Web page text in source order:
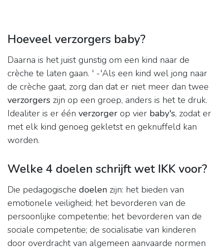
Hoeveel verzorgers baby?
Daarna is het juist gunstig om een kind naar de
crèche te laten gaan. ' -'Als een kind wel jong naar
de crèche gaat, zorg dan dat er niet meer dan twee
verzorgers zijn op een groep, anders is het te druk.
Idealiter is er één verzorger op vier baby's, zodat er
met elk kind genoeg gekletst en geknuffeld kan
worden.
Welke 4 doelen schrijft wet IKK voor?
Die pedagogische doelen zijn: het bieden van
emotionele veiligheid; het bevorderen van de
persoonlijke competentie; het bevorderen van de
sociale competentie; de socialisatie van kinderen
door overdracht van algemeen aanvaarde normen